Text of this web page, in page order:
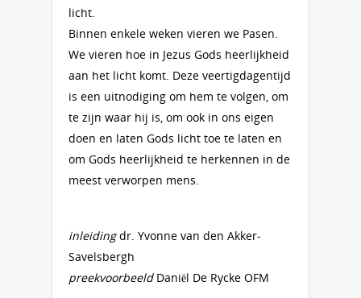
licht.
Binnen enkele weken vieren we Pasen.
We vieren hoe in Jezus Gods heerlijkheid
aan het licht komt. Deze veertigdagentijd
is een uitnodiging om hem te volgen, om
te zijn waar hij is, om ook in ons eigen
doen en laten Gods licht toe te laten en
om Gods heerlijkheid te herkennen in de
meest verworpen mens.
inleidingdr. Yvonne van den Akker-
Savelsbergh
preekvoorbeeldDaniël De Rycke OFM